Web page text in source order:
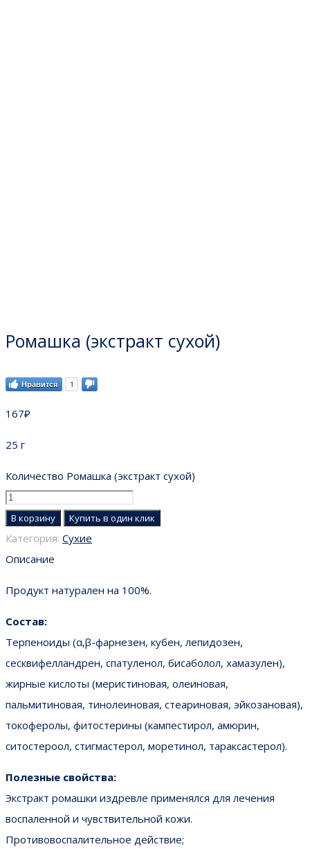
Ромашка (экстракт сухой)
Нравится 1
167₽
25 г
Количество Ромашка (экстракт сухой)
В корзину Купить в один клик
Категория: Сухие
Описание
Продукт натурален на 100%.
Состав:
Терпеноиды (α,β-фарнезен, кубен, лепидозен,
сесквифелландрен, спатуленол, бисаболол, хамазулен),
жирные кислоты (меристиновая, олеиновая,
пальмитиновая, тинолеиновая, стеариновая, эйкозановая),
токоферолы, фитостерины (кампестирол, амюрин,
ситостероол, стигмастерол, моретинол, тараксастерол).
Полезные свойства:
Экстракт ромашки издревле применялся для лечения
воспаленной и чувствительной кожи.
Противовоспалительное действие;